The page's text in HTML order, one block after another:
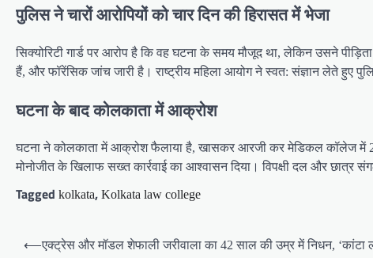
पुलिस ने चारों आरोपियों को चार दिन की हिरासत में भेजा
सिक्योरिटी गार्ड पर आरोप है कि वह घटना के समय मौजूद था, लेकिन उसने
हैं, और फॉरेंसिक जांच जारी है। राष्ट्रीय महिला आयोग ने स्वत: संज्ञान लेते हुए
घटना के बाद कोलकाता में आक्रोश
घटना ने कोलकाता में आक्रोश फैलाया है, खासकर आरजी कर मेडिकल कॉलेज में
मोनोजीत के खिलाफ सख्त कार्रवाई का आश्वासन दिया। विपक्षी दल और
Tagged kolkata, Kolkata law college
Post
⟵एक्ट्रेस और मॉडल शेफाली जरीवाला का 42 साल की उम्र में निधन, ‘कांटा